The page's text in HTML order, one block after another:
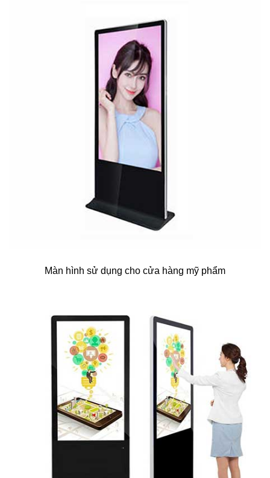
Màn hình sử dụng cho cửa hàng mỹ phẩm